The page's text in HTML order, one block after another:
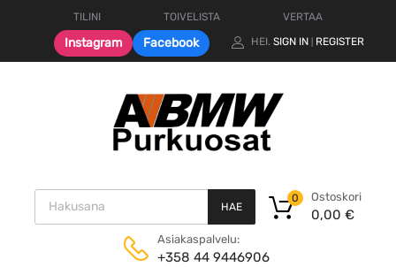
TILINI TOIVELISTA VERTAA
Instagram Facebook HEI. SIGN IN REGISTER
Products search
HAE
Ostoskori
0,00 €
0
Asiakaspalvelu:
+358 44 9446906